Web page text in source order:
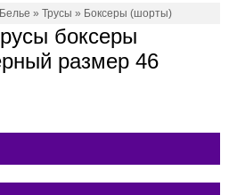
» Трусы » Боксеры (шорты)
боксеры
размер 46